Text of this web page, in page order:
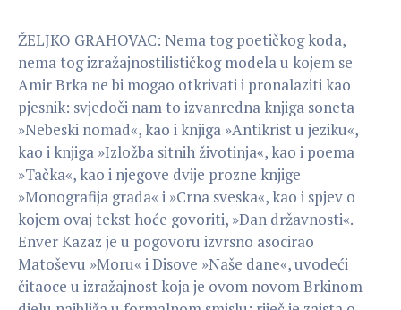
ŽELJKO GRAHOVAC: Nema tog poetičkog koda,
nema tog izražajnostilističkog modela u kojem se
Amir Brka ne bi mogao otkrivati i pronalaziti kao
pjesnik: svjedoči nam to izvanredna knjiga soneta
»Nebeski nomad«, kao i knjiga »Antikrist u jeziku«,
kao i knjiga »Izložba sitnih životinja«, kao i poema
»Tačka«, kao i njegove dvije prozne knjige
»Monografija grada« i »Crna sveska«, kao i spjev o
kojem ovaj tekst hoće govoriti, »Dan državnosti«.
Enver Kazaz je u pogovoru izvrsno asocirao
Matoševu »Moru« i Disove »Naše dane«, uvodeći
čitaoce u izražajnost koja je ovom novom Brkinom